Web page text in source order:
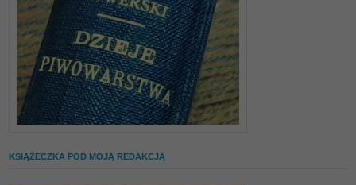
KSIĄŻECZKA POD MOJĄ REDAKCJĄ